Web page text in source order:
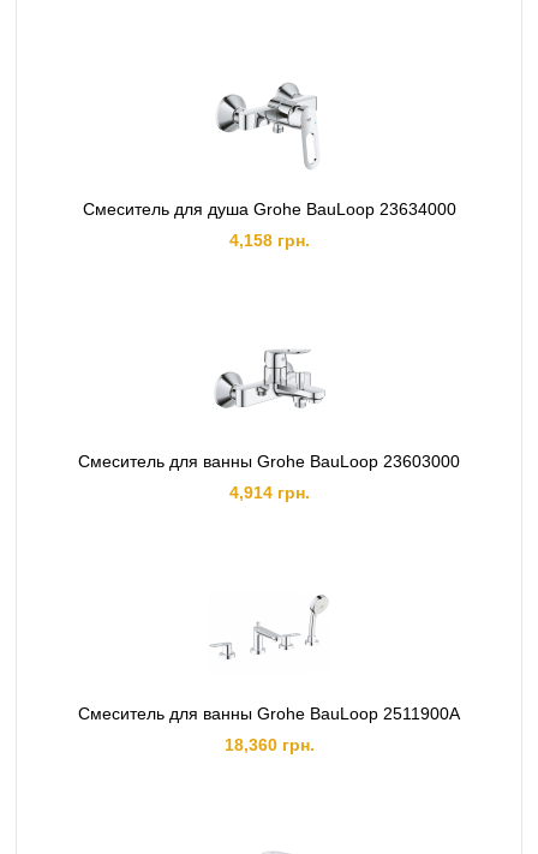
Смеситель для душа Grohe BauLoop 23634000
4,158 грн.
Смеситель для ванны Grohe BauLoop 23603000
4,914 грн.
Смеситель для ванны Grohe BauLoop 2511900A
18,360 грн.